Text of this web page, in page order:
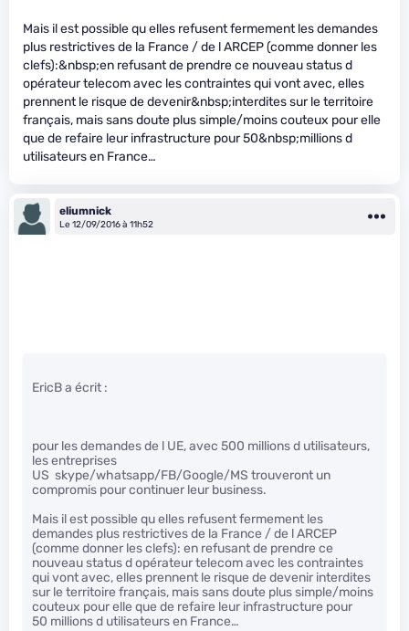
Mais il est possible qu elles refusent fermement les demandes
plus restrictives de la France / de l ARCEP (comme donner les
clefs):&nbsp;en refusant de prendre ce nouveau status d
opérateur telecom avec les contraintes qui vont avec, elles
prennent le risque de devenir&nbsp;interdites sur le territoire
français, mais sans doute plus simple/moins couteux pour elle
que de refaire leur infrastructure pour 50&nbsp;millions d
utilisateurs en France…
eliumnick
Le 12/09/2016 à 11h52
EricB a écrit :
pour les demandes de l UE, avec 500 millions d utilisateurs,
les entreprises
US skype/whatsapp/FB/Google/MS trouveront un
compromis pour continuer leur business.
Mais il est possible qu elles refusent fermement les
demandes plus restrictives de la France / de l ARCEP
(comme donner les clefs): en refusant de prendre ce
nouveau status d opérateur telecom avec les contraintes
qui vont avec, elles prennent le risque de devenir interdites
sur le territoire français, mais sans doute plus simple/moins
couteux pour elle que de refaire leur infrastructure pour
50 millions d utilisateurs en France…